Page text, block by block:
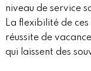
niveau de service
La flexibilité de
réussite de
qui laissent des